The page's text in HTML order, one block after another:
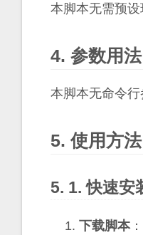
本脚本无需预设
参数用法
本脚本无命令行
使用方法
快速安
下载脚本：